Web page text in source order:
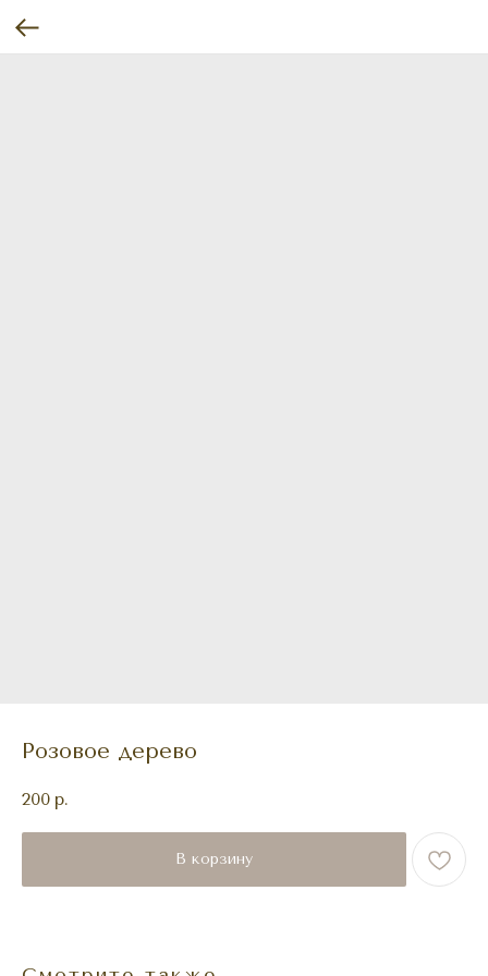
Розовое дерево
200 р.
В корзину